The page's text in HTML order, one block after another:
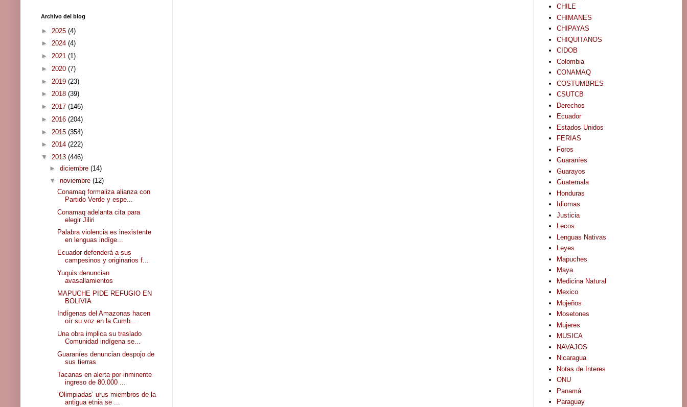
Archivo del blog
► 2025 (4)
► 2024 (4)
► 2021 (1)
► 2020 (7)
► 2019 (23)
► 2018 (39)
► 2017 (146)
► 2016 (204)
► 2015 (354)
► 2014 (222)
▼ 2013 (446)
► diciembre (14)
▼ noviembre (12)
Conamaq formaliza alianza con
Partido Verde y espe...
Conamaq adelanta cita para
elegir Jiliri
Palabra violencia es inexistente
en lenguas indíge...
Ecuador defenderá a sus
campesinos y originarios f...
Yuquis denuncian
avasallamientos
MAPUCHE PIDE REFUGIO EN
BOLIVIA
Indígenas del Amazonas hacen
oír su voz en la Cumb...
Una obra implica su traslado
Comunidad indígena se...
Guaraníes denuncian despojo de
sus tierras
Tacanas en alerta por inminente
ingreso de 80.000 ...
‘Olimpiadas’ urus miembros de la
antigua etnia se ...
CHILE
CHIMANES
CHIPAYAS
CHIQUITANOS
CIDOB
Colombia
CONAMAQ
COSTUMBRES
CSUTCB
Derechos
Ecuador
Estados Unidos
FERIAS
Foros
Guaraníes
Guarayos
Guatemala
Honduras
Idiomas
Justicia
Lecos
Lenguas Nativas
Leyes
Mapuches
Maya
Medicina Natural
Mexico
Mojeños
Mosetones
Mujeres
MUSICA
NAVAJOS
Nicaragua
Notas de Interes
ONU
Panamá
Paraguay